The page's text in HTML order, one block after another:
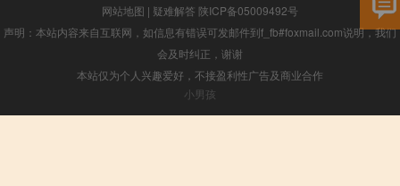
网站地图 | 疑难解答 陕ICP备05009492号
声明：本站内容来自互联网，如信息有错误可发邮件到f_fb#foxmail.com说明，我们
会及时纠正，谢谢
本站仅为个人兴趣爱好，不接盈利性广告及商业合作
小男孩